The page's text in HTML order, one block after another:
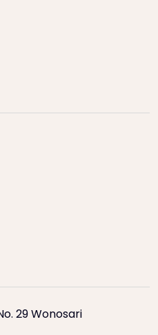
29 Wonosari